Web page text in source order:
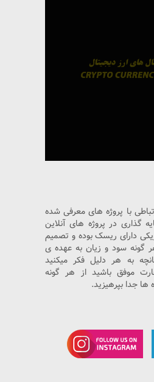
با پروژه های معرفی شده
گذاری در پروژه های آنلاین
دارای ریسک بوده و تصمیم
گونه سود و زیان به عهده ی
به هر دلیل فکر میکنید
موفق باشید از هر گونه
ها جدا بپرهیزید.